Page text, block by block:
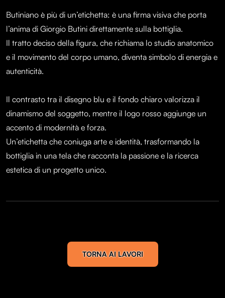
Butiniano è più di un’etichetta: è una firma visiva che porta
l’anima di Giorgio Butini direttamente sulla bottiglia.
Il tratto deciso della figura, che richiama lo studio anatomico
e il movimento del corpo umano, diventa simbolo di energia e
autenticità.
Il contrasto tra il disegno blu e il fondo chiaro valorizza il
dinamismo del soggetto, mentre il logo rosso aggiunge un
accento di modernità e forza.
Un’etichetta che coniuga arte e identità, trasformando la
bottiglia in una tela che racconta la passione e la ricerca
estetica di un progetto unico.
TORNA AI LAVORI